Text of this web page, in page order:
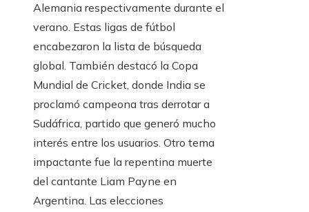
Alemania respectivamente durante el
verano. Estas ligas de fútbol
encabezaron la lista de búsqueda
global. También destacó la Copa
Mundial de Cricket, donde India se
proclamó campeona tras derrotar a
Sudáfrica, partido que generó mucho
interés entre los usuarios. Otro tema
impactante fue la repentina muerte
del cantante Liam Payne en
Argentina. Las elecciones